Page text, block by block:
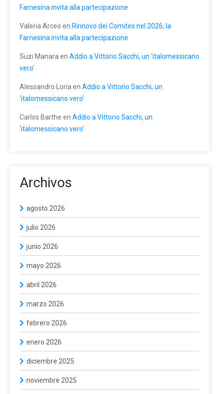
Farnesina invita alla partecipazione
Valeria Arceo en Rinnovo dei Comites nel 2026, la
Farnesina invita alla partecipazione
Suzi Manara en Addio a Vittorio Sacchi, un ‘italomessicano
vero’
Alessandro Loria en Addio a Vittorio Sacchi, un
‘italomessicano vero’
Carlos Barthe en Addio a Vittorio Sacchi, un
‘italomessicano vero’
Archivos
agosto 2026
julio 2026
junio 2026
mayo 2026
abril 2026
marzo 2026
febrero 2026
enero 2026
diciembre 2025
noviembre 2025